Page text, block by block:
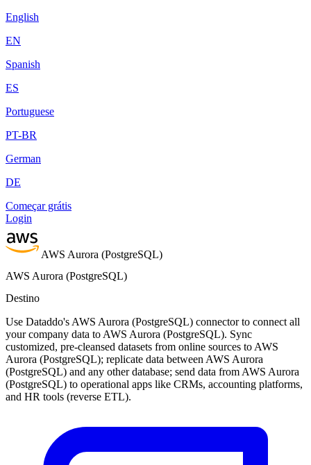
English
EN
Spanish
ES
Portuguese
PT-BR
German
DE
Começar grátis
Login
AWS Aurora (PostgreSQL)
AWS Aurora (PostgreSQL)
Destino
Use Dataddo's AWS Aurora (PostgreSQL) connector to connect all
your company data to AWS Aurora (PostgreSQL). Sync
customized, pre-cleansed datasets from online sources to AWS
Aurora (PostgreSQL); replicate data between AWS Aurora
(PostgreSQL) and any other database; send data from AWS Aurora
(PostgreSQL) to operational apps like CRMs, accounting platforms,
and HR tools (reverse ETL).